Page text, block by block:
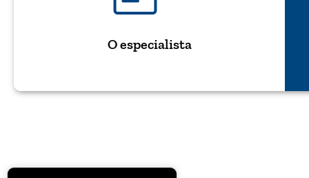
O especialista